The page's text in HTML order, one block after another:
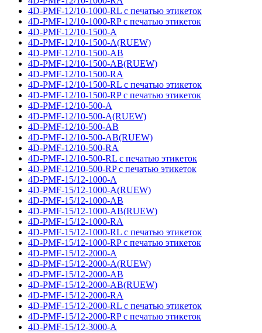
4D-PMF-12/10-1000-RL с печатью этикеток
4D-PMF-12/10-1000-RP с печатью этикеток
4D-PMF-12/10-1500-A
4D-PMF-12/10-1500-A(RUEW)
4D-PMF-12/10-1500-AB
4D-PMF-12/10-1500-AB(RUEW)
4D-PMF-12/10-1500-RA
4D-PMF-12/10-1500-RL с печатью этикеток
4D-PMF-12/10-1500-RP с печатью этикеток
4D-PMF-12/10-500-A
4D-PMF-12/10-500-A(RUEW)
4D-PMF-12/10-500-AB
4D-PMF-12/10-500-AB(RUEW)
4D-PMF-12/10-500-RA
4D-PMF-12/10-500-RL с печатью этикеток
4D-PMF-12/10-500-RP с печатью этикеток
4D-PMF-15/12-1000-A
4D-PMF-15/12-1000-A(RUEW)
4D-PMF-15/12-1000-AB
4D-PMF-15/12-1000-AB(RUEW)
4D-PMF-15/12-1000-RA
4D-PMF-15/12-1000-RL с печатью этикеток
4D-PMF-15/12-1000-RP с печатью этикеток
4D-PMF-15/12-2000-A
4D-PMF-15/12-2000-A(RUEW)
4D-PMF-15/12-2000-AB
4D-PMF-15/12-2000-AB(RUEW)
4D-PMF-15/12-2000-RA
4D-PMF-15/12-2000-RL с печатью этикеток
4D-PMF-15/12-2000-RP с печатью этикеток
4D-PMF-15/12-3000-A